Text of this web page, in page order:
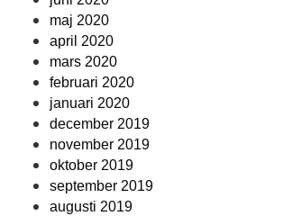
maj 2020
april 2020
mars 2020
februari 2020
januari 2020
december 2019
november 2019
oktober 2019
september 2019
augusti 2019